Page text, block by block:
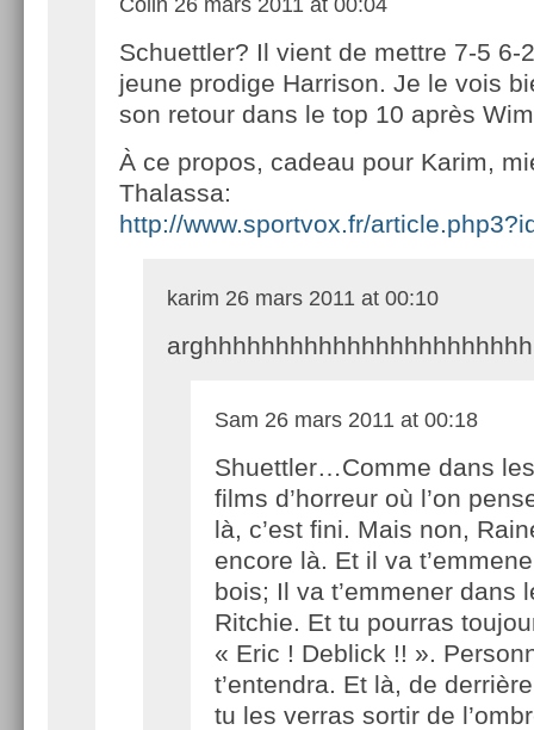
Schuettler? Il vient de mettre 7-5 6-
jeune prodige Harrison. Je le vois
son retour dans le top 10 après
À ce propos, cadeau pour Karim,
Thalassa:
http://www.sportvox.fr/
karim 26 mars 2011 at 00:10
arghhhhhhhhhhhhhhhhhhhhhhh
Sam 26 mars 2011 at 00:18
Shuettler…Comme dans les
films d’horreur où l’on
là, c’est fini. Mais non,
encore là. Et il va
bois; Il va t’emmener dans
Ritchie. Et tu pourras
« Eric ! Deblick !! ».
t’entendra. Et là, de
tu les verras sortir de